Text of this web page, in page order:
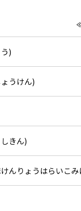
)
うけん)
きん)
んりょうはらいこ